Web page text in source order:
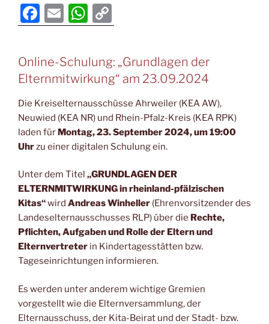
F
a
e
b
o
o
k
E
m
ai
l
W
h
at
s
A
p
p
o
y
Li
n
k
Online-Schulung: „Grundlagen der
Elternmitwirkung“ am 23.09.2024
Die Kreiselternausschüsse Ahrweiler (KEA AW),
Neuwied (KEA NR) und Rhein-Pfalz-Kreis (KEA RPK)
laden für Montag, 23. September 2024, um 19:00
Uhrzu einer digitalen Schulung ein.
Unter dem Titel „GRUNDLAGEN DER
ELTERNMITWIRKUNG in rheinland-pfälzischen
Kitas“wird Andreas Winheller (Ehrenvorsitzender des
Landeselternausschusses RLP) über die Rechte,
Pflichten, Aufgaben und Rolle der Eltern und
Elternvertreter in Kindertagesstätten bzw.
Tageseinrichtungen informieren.
Es werden unter anderem wichtige Gremien
vorgestellt wie die Elternversammlung, der
Elternausschuss, der Kita-Beirat und der Stadt- bzw.